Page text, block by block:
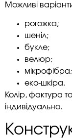
Можливі
рогожка;
шеніл;
букле;
велюр;
мікрофібра;
еко-шкіра.
Колір, фактура
індивідуально.